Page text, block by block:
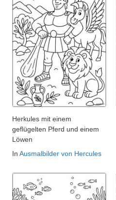
Herkules mit einem
geflügelten Pferd und einem
Löwen
In Ausmalbilder von Hercules